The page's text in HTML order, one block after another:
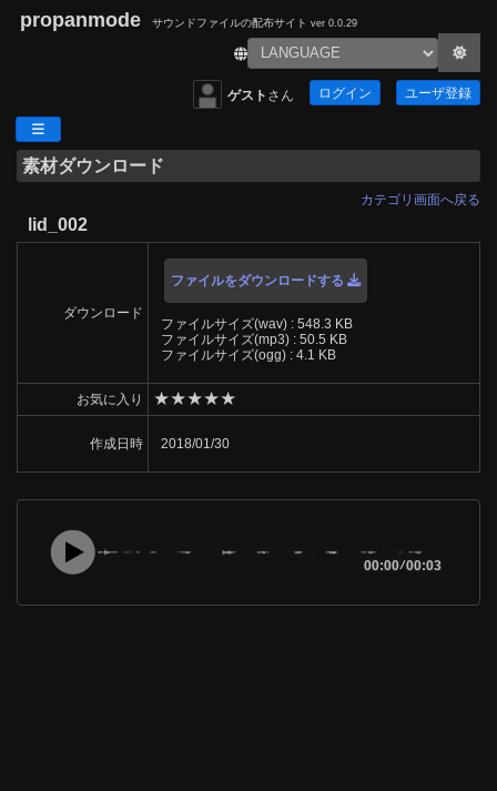
propanmode サウンドファイルの配布サイト ver 0.0.29
ゲスト さん ログイン ユーザ登録
素材ダウンロード
カテゴリ画面へ戻る
lid_002
ダウンロード
ファイルをダウンロードする
ファイルサイズ(wav) : 548.3 KB
ファイルサイズ(mp3) : 50.5 KB
ファイルサイズ(ogg) : 4.1 KB
お気に入り ★★★★★
作成日時 2018/01/30
00:00/00:03